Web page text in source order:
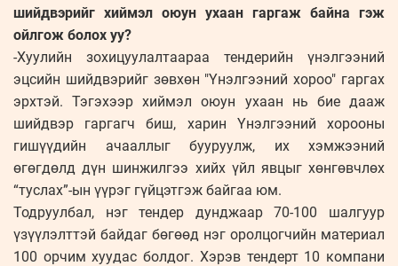
шийдвэрийг хиймэл оюун ухаан гаргаж байна гэж
ойлгож болох уу?
-Хуулийн зохицуулалтаараа тендерийн үнэлгээний
эцсийн шийдвэрийг зөвхөн "Үнэлгээний хороо" гаргах
эрхтэй. Тэгэхээр хиймэл оюун ухаан нь бие дааж
шийдвэр гаргагч биш, харин Үнэлгээний хорооны
гишүүдийн ачааллыг бууруулж, их хэмжээний
өгөгдөлд дүн шинжилгээ хийх үйл явцыг хөнгөвчлөх
“туслах”-ын үүрэг гүйцэтгэж байгаа юм.
Тодруулбал, нэг тендер дунджаар 70-100 шалгуур
үзүүлэлттэй байдаг бөгөөд нэг оролцогчийн материал
100 орчим хуудас болдог. Хэрэв тендерт 10 компани